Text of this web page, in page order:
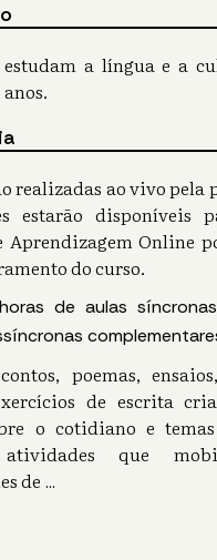
estudam a língua e a
realizadas ao vivo pela
estarão disponíveis
Aprendizagem Online
do curso.
de aulas
poemas,
de escrita
o cotidiano e temas
atividades que
de ...